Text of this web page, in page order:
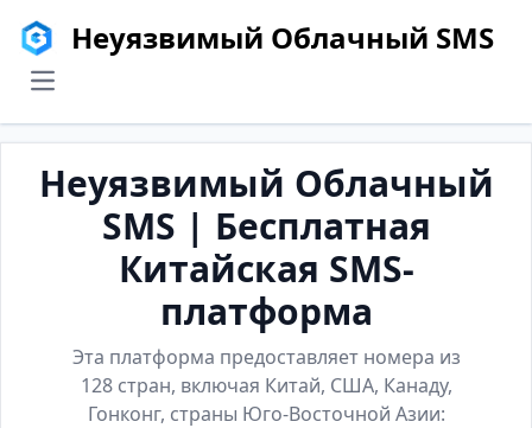
Неуязвимый Облачный SMS
menu
Неуязвимый Облачный
SMS | Бесплатная
Китайская SMS-
платформа
Эта платформа предоставляет номера из
128 стран, включая Китай, США, Канаду,
Гонконг, страны Юго-Восточной Азии: